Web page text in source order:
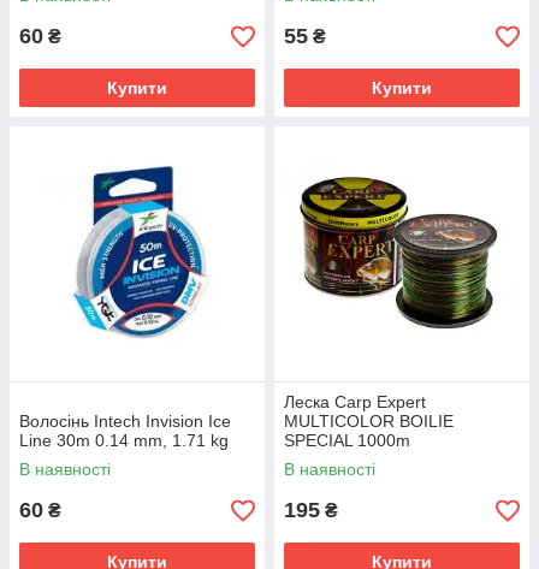
60 ₴
Купити
55 ₴
Купити
Волосінь Intech Invision Ice
Line 30m 0.14 mm, 1.71 kg
В наявності
60 ₴
Купити
Леска Сarp Expert
MULTICOLOR BOILIE
SPECIAL 1000m
В наявності
195 ₴
Купити